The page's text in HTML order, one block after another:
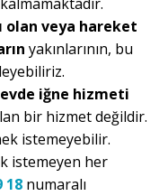
olan veya hareket
yakınlarının, bu
evde iğne hizmeti
bir hizmet değildir.
istemeyebilir.
istemeyen her
18 numaralı